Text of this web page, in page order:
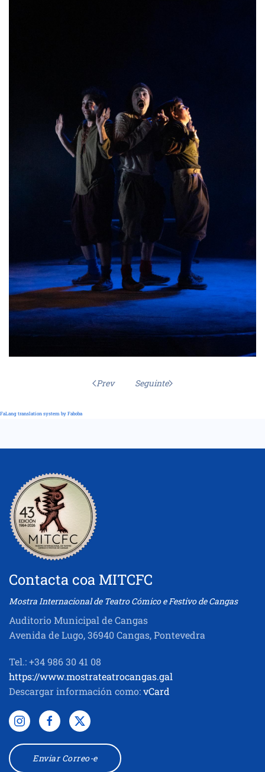
Prev Seguinte
FaLang translation system by Faboba
Contacta coa MITCFC
Mostra Internacional de Teatro Cómico e Festivo de Cangas
Auditorio Municipal de Cangas
Avenida de Lugo, 36940 Cangas, Pontevedra
Tel.: +34 986 30 41 08
https://www.mostrateatrocangas.gal
Descargar información como:vCard
Enviar Correo-e